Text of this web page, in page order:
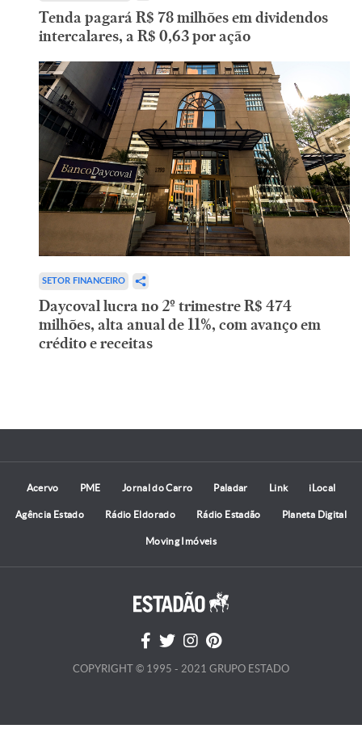
Tenda pagará R$ 78 milhões em dividendos
intercalares, a R$ 0,63 por ação
SETOR FINANCEIRO
Daycoval lucra no 2º trimestre R$ 474
milhões, alta anual de 11%, com avanço em
crédito e receitas
Acervo PME Jornal do Carro Paladar Link iLocal
Agência Estado Rádio Eldorado Rádio Estadão Planeta Digital
Moving Imóveis
COPYRIGHT © 1995 - 2021 GRUPO ESTADO